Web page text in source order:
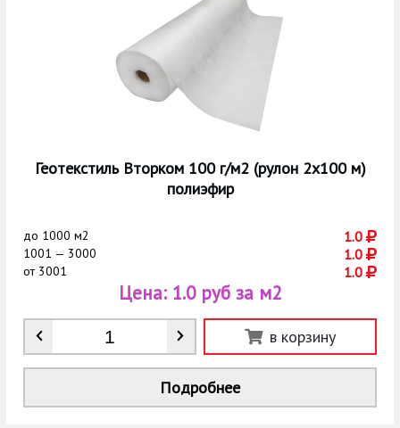
Геотекстиль Вторком 100 г/м2 (рулон 2х100 м)
полиэфир
до 1000 м2 1.0
1001 — 3000 1.0
от3001 1.0
Количество
Цена: 1.0 руб за м2
в корзину
Подробнее